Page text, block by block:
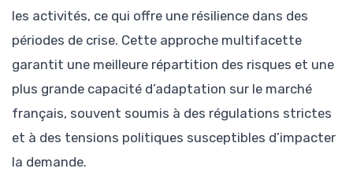
les activités, ce qui offre une résilience dans des
périodes de crise. Cette approche multifacette
garantit une meilleure répartition des risques et une
plus grande capacité d’adaptation sur le marché
français, souvent soumis à des régulations strictes
et à des tensions politiques susceptibles d’impacter
la demande.